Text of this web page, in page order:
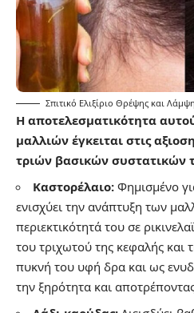
Σπιτικό Ελιξίριο Θρέψης και
Η αποτελεσματικότητα
μαλλιών έγκειται στις
τριών βασικών συστατικών
Καστορέλαιο: Φημισμένο
ενισχύει την ανάπτυξη των
περιεκτικότητά του σε
του τριχωτού της κεφαλής και
πυκνή του υφή δρα και ως
την ξηρότητα και